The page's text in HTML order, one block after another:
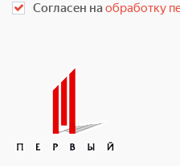
Согласен наобработку